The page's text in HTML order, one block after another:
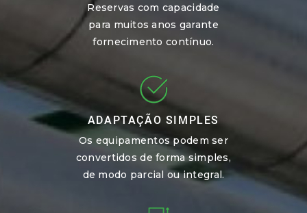
Reservas com capacidade
para muitos anos garante
fornecimento contínuo.
ADAPTAÇÃO SIMPLES
Os equipamentos podem ser
convertidos de forma simples,
de modo parcial ou integral.